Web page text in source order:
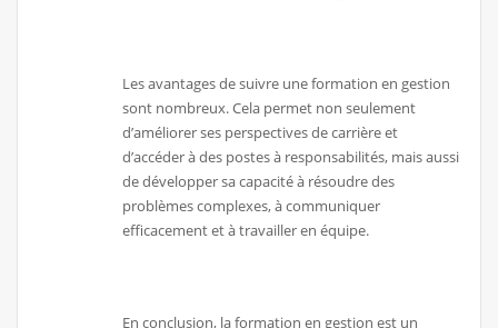
Les avantages de suivre une formation en gestion
sont nombreux. Cela permet non seulement
d’améliorer ses perspectives de carrière et
d’accéder à des postes à responsabilités, mais aussi
de développer sa capacité à résoudre des
problèmes complexes, à communiquer
efficacement et à travailler en équipe.
En conclusion, la formation en gestion est un